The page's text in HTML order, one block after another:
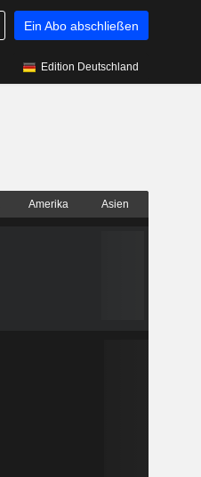
Ein Abo abschließen
Edition Deutschland
Amerika Asien